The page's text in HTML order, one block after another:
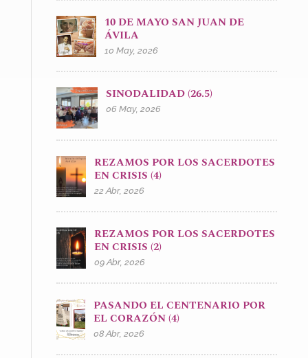
10 DE MAYO SAN JUAN DE
ÁVILA
10 May, 2026
SINODALIDAD (26.5)
06 May, 2026
REZAMOS POR LOS SACERDOTES
EN CRISIS (4)
22 Abr, 2026
REZAMOS POR LOS SACERDOTES
EN CRISIS (2)
09 Abr, 2026
PASANDO EL CENTENARIO POR
EL CORAZÓN (4)
08 Abr, 2026